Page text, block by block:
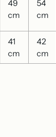
49
cm
54
cm
41
cm
42
cm